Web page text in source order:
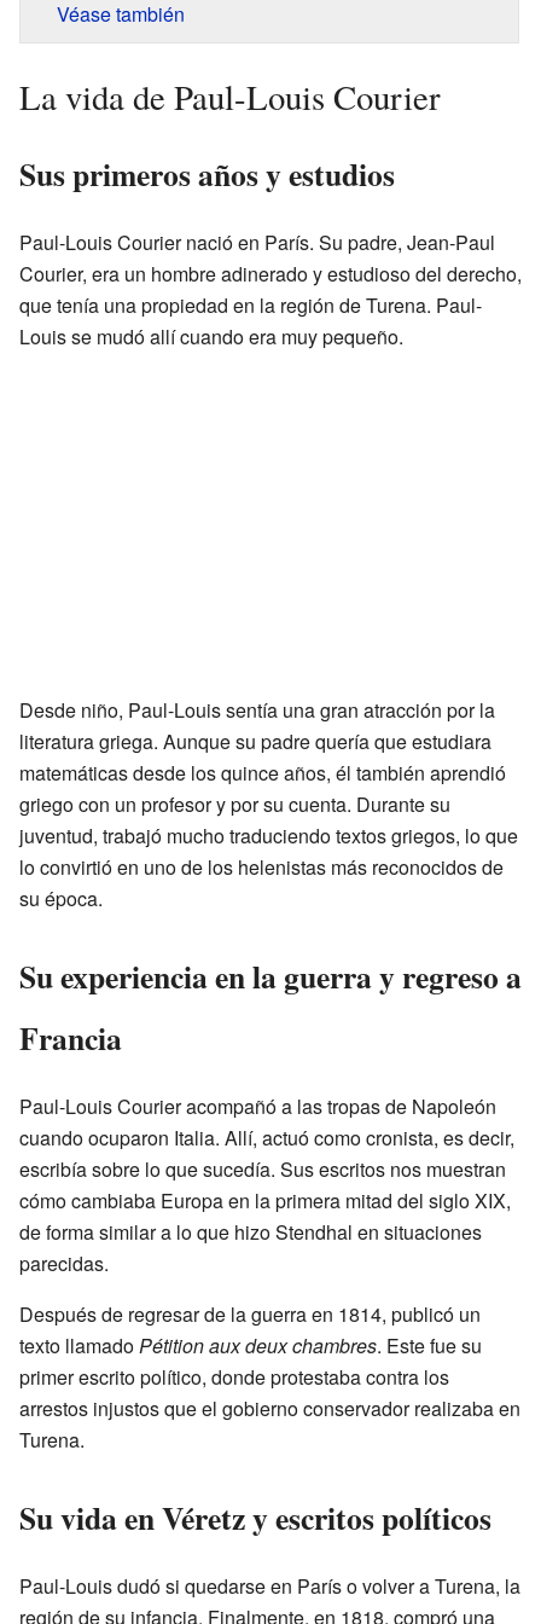
Véase también
La vida de Paul-Louis Courier
Sus primeros años y estudios
Paul-Louis Courier nació en París. Su padre, Jean-Paul
Courier, era un hombre adinerado y estudioso del derecho,
que tenía una propiedad en la región de Turena. Paul-
Louis se mudó allí cuando era muy pequeño.
Desde niño, Paul-Louis sentía una gran atracción por la
literatura griega. Aunque su padre quería que estudiara
matemáticas desde los quince años, él también aprendió
griego con un profesor y por su cuenta. Durante su
juventud, trabajó mucho traduciendo textos griegos, lo que
lo convirtió en uno de los helenistas más reconocidos de
su época.
Su experiencia en la guerra y regreso a
Francia
Paul-Louis Courier acompañó a las tropas de Napoleón
cuando ocuparon Italia. Allí, actuó como cronista, es decir,
escribía sobre lo que sucedía. Sus escritos nos muestran
cómo cambiaba Europa en la primera mitad del siglo XIX,
de forma similar a lo que hizo Stendhal en situaciones
parecidas.
Después de regresar de la guerra en 1814, publicó un
texto llamado Pétition aux deux chambres. Este fue su
primer escrito político, donde protestaba contra los
arrestos injustos que el gobierno conservador realizaba en
Turena.
Su vida en Véretz y escritos políticos
Paul-Louis dudó si quedarse en París o volver a Turena, la
región de su infancia. Finalmente, en 1818, compró una